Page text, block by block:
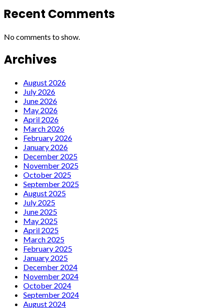
Recent Comments
No comments to show.
Archives
August 2026
July 2026
June 2026
May 2026
April 2026
March 2026
February 2026
January 2026
December 2025
November 2025
October 2025
September 2025
August 2025
July 2025
June 2025
May 2025
April 2025
March 2025
February 2025
January 2025
December 2024
November 2024
October 2024
September 2024
August 2024